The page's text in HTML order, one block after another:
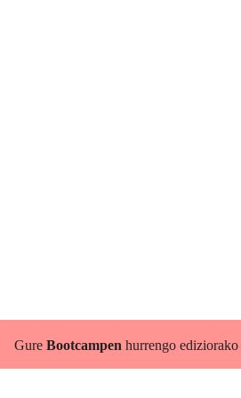
Gure Bootcampen hurrengo ediziorako